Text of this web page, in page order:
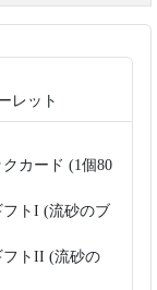
レット
カード (1個80
トI (流砂のブ
フトII (流砂の